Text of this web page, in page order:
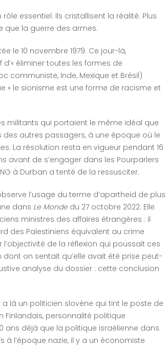
essentiel. Ils cristallisent la réalité. Plus
que la guerre des armes.
le 10 novembre 1979. Ce jour-là,
éliminer toutes les formes de
communiste, Inde, Mexique et Brésil)
« le sionisme est une forme de racisme et
militants qui portaient le même idéal que
des autres passagers, à une époque où le
La résolution resta en vigueur pendant 16
avant de s’engager dans les Pourparlers
à Durban a tenté de la ressusciter.
l’usage du terme d’apartheid de plus
dans Le Mondedu 27 octobre 2022. Elle
ministres des affaires étrangères : il
des Palestiniens équivalent au crime
de la réflexion qui poussait ces
on sentait qu’elle avait été prise peut-
analyse du dossier : cette conclusion
là un politicien slovène qui tint le poste de
Finlandais, personnalité politique
ans déjà que la politique israélienne dans
à l’époque nazie, il y a un économiste